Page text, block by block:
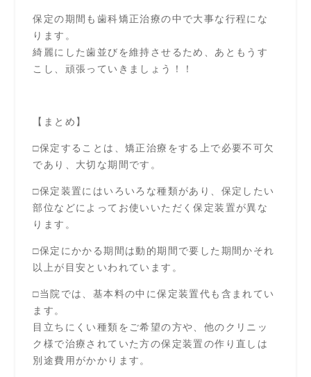
保定の期間も歯科矯正治療の中で大事な行程にな
ります。
綺麗にした歯並びを維持させるため、あともうす
こし、頑張っていきましょう！！
【まとめ】
□保定することは、矯正治療をする上で必要不可欠
であり、大切な期間です。
□保定装置にはいろいろな種類があり、保定したい
部位などによってお使いいただく保定装置が異な
ります。
□保定にかかる期間は動的期間で要した期間かそれ
以上が目安といわれています。
□当院では、基本料の中に保定装置代も含まれてい
ます。
目立ちにくい種類をご希望の方や、他のクリニッ
ク様で治療されていた方の保定装置の作り直しは
別途費用がかかります。